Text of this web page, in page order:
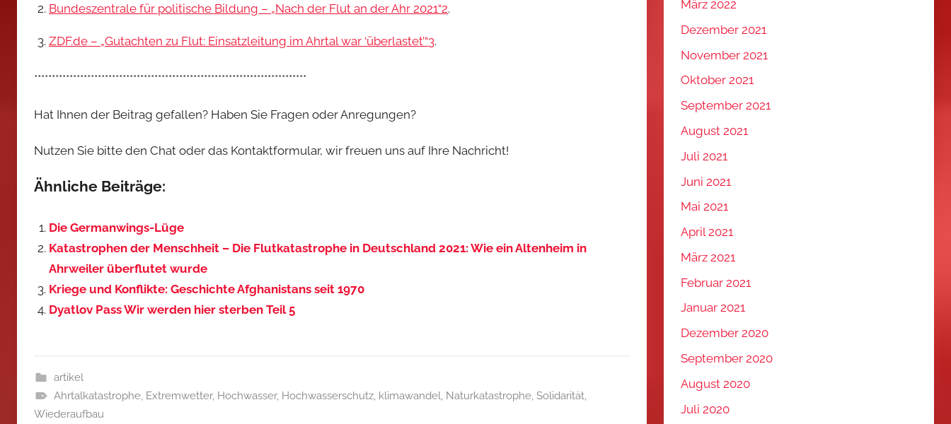
Bundeszentrale für politische Bildung – „Nach der Flut an der Ahr 2021“2.
ZDF.de – „Gutachten zu Flut: Einsatzleitung im Ahrtal war ‘überlastet’“3.
*****************************************************************************
Hat Ihnen der Beitrag gefallen? Haben Sie Fragen oder Anregungen?
Nutzen Sie bitte den Chat oder das Kontaktformular, wir freuen uns auf Ihre Nachricht!
Ähnliche Beiträge:
Die Germanwings-Lüge
Katastrophen der Menschheit – Die Flutkatastrophe in Deutschland 2021: Wie ein Altenheim in
Ahrweiler überflutet wurde
Kriege und Konflikte: Geschichte Afghanistans seit 1970
Dyatlov Pass Wir werden hier sterben Teil 5
artikel
Ahrtalkatastrophe, Extremwetter, Hochwasser, Hochwasserschutz, klimawandel, Naturkatastrophe, Solidarität,
Wiederaufbau
März 2022
Dezember 2021
November 2021
Oktober 2021
September 2021
August 2021
Juli 2021
Juni 2021
Mai 2021
April 2021
März 2021
Februar 2021
Januar 2021
Dezember 2020
September 2020
August 2020
Juli 2020